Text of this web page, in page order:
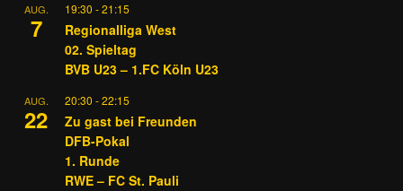
AUG.
7
19:30 -21:15
Regionalliga West
02. Spieltag
BVB U23 – 1.FC Köln U23
AUG.
22
20:30 -22:15
Zu gast bei Freunden
DFB-Pokal
1. Runde
RWE – FC St. Pauli